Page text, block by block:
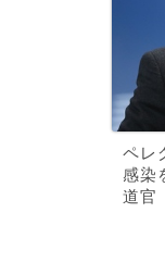
ペレ
感染
道官